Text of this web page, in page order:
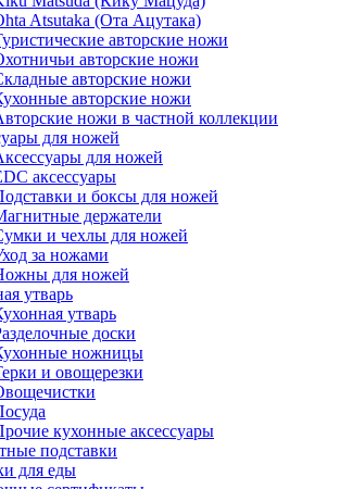
Atsutaka (Ота Ацутака)
авторские ножи
авторские ножи
авторские ножи
авторские ножи
ножи в частной коллекции
для ножей
для ножей
аксессуары
и боксы для ножей
держатели
и чехлы для ножей
за ножами
для ножей
утварь
утварь
доски
ножницы
и овощерезки
кухонные аксессуары
подставки
для еды